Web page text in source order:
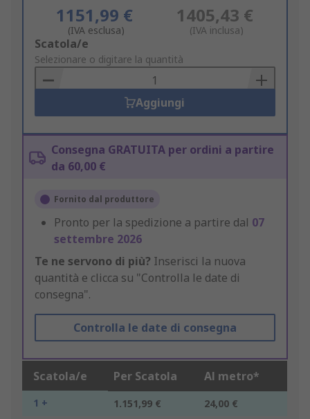
1151,99 €
(IVA esclusa)
1405,43 €
(IVA inclusa)
Add
to
Basket
Scatola/e
Selezionare o digitare la quantità
Aggiungi
Consegna GRATUITA per ordini a partire
da 60,00 €
Fornito dal produttore
Pronto per la spedizione a partire dal 07
settembre 2026
Te ne servono di più? Inserisci la nuova
quantità e clicca su "Controlla le date di
consegna".
Controlla le date di consegna
Scatola/e Per Scatola Al metro*
1 + 1.151,99 € 24,00 €